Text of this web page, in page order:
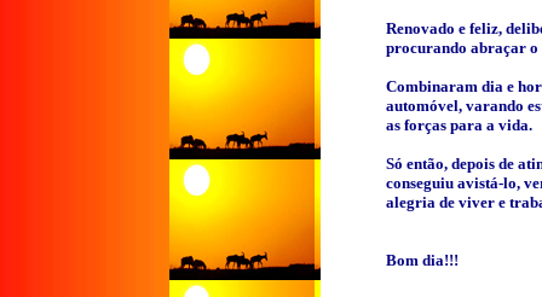
Renovado e feliz,
procurando abraçar o
Combinaram dia e
automóvel, varando
as forças para a vida.
Só então, depois de
conseguiu avistá-lo,
alegria de viver e
Bom dia!!!